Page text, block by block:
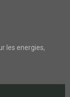
les energies,